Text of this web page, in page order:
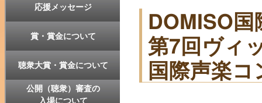
応援メッセージ
賞・賞金について
聴衆大賞・賞金について
公開（聴衆）審査の
入場について
DOMISO
第7回ヴィ
国際声楽